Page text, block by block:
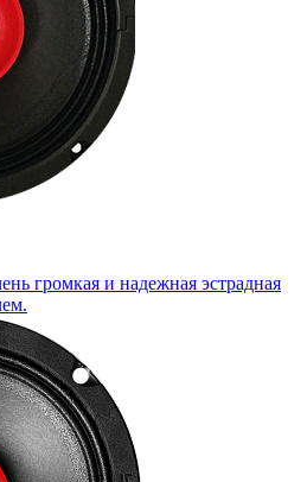
громкая и надежная эстрадная